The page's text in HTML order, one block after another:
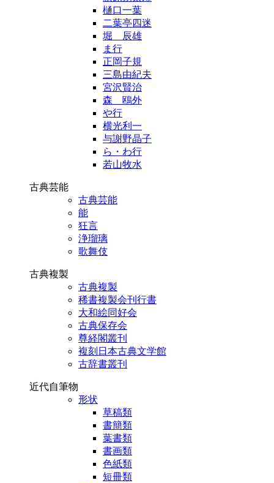
樋口一葉
二葉亭四迷
堀 辰雄
ま行
正岡子規
三島由紀夫
宮沢賢治
森 鴎外
や行
横光利一
与謝野晶子
ら・わ行
若山牧水
古典芸能
古典芸能
能
狂言
浄瑠璃
歌舞伎
古典複製
古典複製
稀書複製会刊行書
大和絵同好会
古典保存会
尊経閣叢刊
複刻日本古典文学館
古辞書叢刊
近代自筆物
形状
草稿類
書簡類
葉書類
書画類
色紙類
短冊類